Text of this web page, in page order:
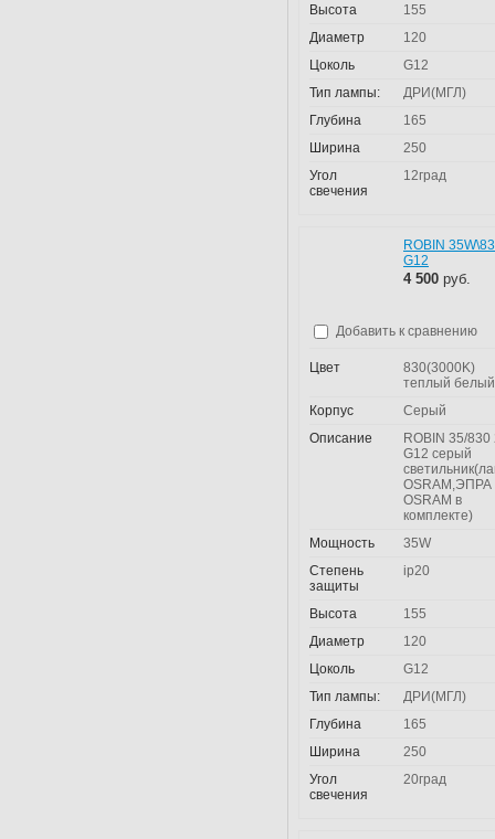
Высота
155
Диаметр
120
Цоколь
G12
Тип лампы:
ДРИ(МГЛ)
Глубина
165
Ширина
250
Угол
свечения
12град
ROBIN
G12
4 500 руб.
Добавить к сравнению
Цвет
830(3000K)
теплый белый
Корпус
Серый
Описание
ROBIN 35/830
G12 серый
OSRAM,ЭПРА
OSRAM в
комплекте)
Мощность
35W
Степень
защиты
ip20
Высота
155
Диаметр
120
Цоколь
G12
Тип лампы:
ДРИ(МГЛ)
Глубина
165
Ширина
250
Угол
свечения
20град